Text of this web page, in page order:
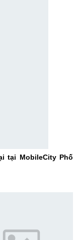
tại MobileCity Phố